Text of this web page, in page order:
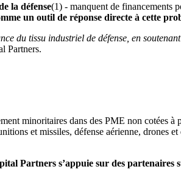
la défense(1) - manquent de financements
un outil de réponse directe à cette
du tissu industriel de défense, en
Partners.
minoritaires dans des PME non cotées
et missiles, défense aérienne, drones
Partners s’appuie sur des partenaires